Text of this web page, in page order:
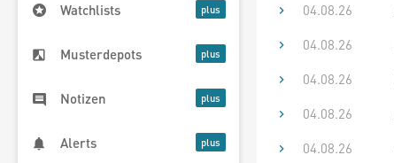
Watchlists
Musterdepots
Notizen
Alerts
04.08.26
04.08.26
04.08.26
04.08.26
04.08.26